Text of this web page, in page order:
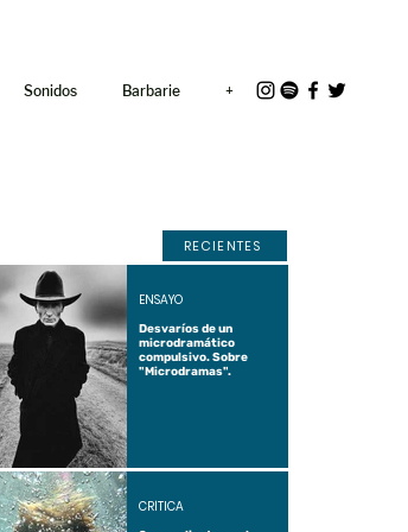
Sonidos Barbarie +
RECIENTES
Desvaríos de un
microdramático
compulsivo. Sobre
"Microdramas".
ENSAYO
CRÍTICA